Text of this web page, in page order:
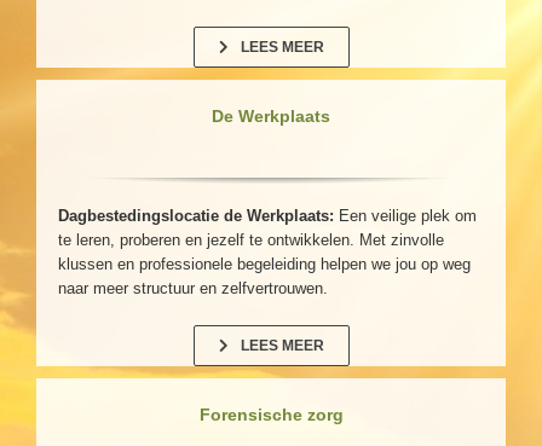
LEES MEER
De Werkplaats
Dagbestedingslocatie de Werkplaats: Een veilige plek om
te leren, proberen en jezelf te ontwikkelen. Met zinvolle
klussen en professionele begeleiding helpen we jou op weg
naar meer structuur en zelfvertrouwen.
LEES MEER
Forensische zorg